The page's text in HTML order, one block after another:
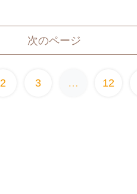
次のページ
2 3 … 12